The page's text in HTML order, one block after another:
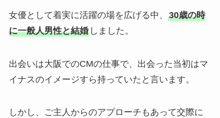
女優として着実に活躍の場を広げる中、 30歳の時
に一般人男性と結婚しました。
出会いは大阪でのCMの仕事で、出会った当初はマ
イナスのイメージすら持っていたと言います。
しかし、ご主人からのアプローチもあって交際に